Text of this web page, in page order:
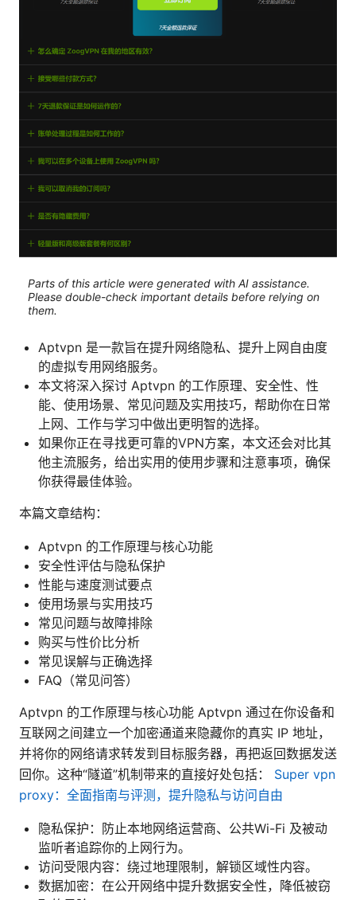
Parts of this article were generated with AI assistance.
Please double-check important details before relying on
them.
Aptvpn 是一款旨在提升网络隐私、提升上网自由度
的虚拟专用网络服务。
本文将深入探讨 Aptvpn 的工作原理、安全性、性
能、使用场景、常见问题及实用技巧，帮助你在日常
上网、工作与学习中做出更明智的选择。
如果你正在寻找更可靠的VPN方案，本文还会对比其
他主流服务，给出实用的使用步骤和注意事项，确保
你获得最佳体验。
本篇文章结构：
Aptvpn 的工作原理与核心功能
安全性评估与隐私保护
性能与速度测试要点
使用场景与实用技巧
常见问题与故障排除
购买与性价比分析
常见误解与正确选择
FAQ（常见问答）
Aptvpn 的工作原理与核心功能 Aptvpn 通过在你设备和
互联网之间建立一个加密通道来隐藏你的真实 IP 地址，
并将你的网络请求转发到目标服务器，再把返回数据发送
回你。这种“隧道”机制带来的直接好处包括： Super vpn
proxy：全面指南与评测，提升隐私与访问自由
隐私保护：防止本地网络运营商、公共Wi-Fi 及被动
监听者追踪你的上网行为。
访问受限内容：绕过地理限制，解锁区域性内容。
数据加密：在公开网络中提升数据安全性，降低被窃